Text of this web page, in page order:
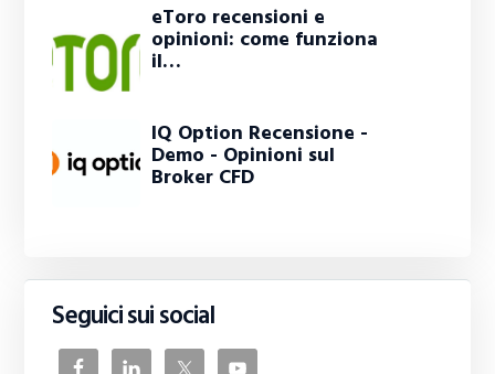
eToro recensioni e
opinioni: come funziona
il…
IQ Option Recensione -
Demo - Opinioni sul
Broker CFD
Seguici sui social